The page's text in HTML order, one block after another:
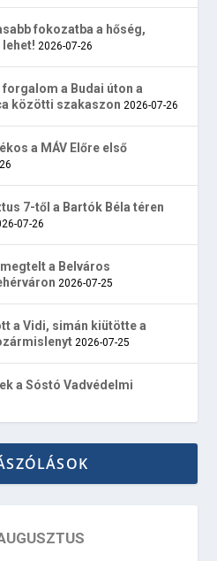
fokozatba a hőség,
lehet! 2026-07-26
a Budai úton a
közötti szakaszon 2026-07-26
a MÁV Előre első
7-től a Bartók Béla téren
07-26
a Belváros
2026-07-25
a Vidi, simán kiütötte a
2026-07-25
a Sóstó Vadvédelmi